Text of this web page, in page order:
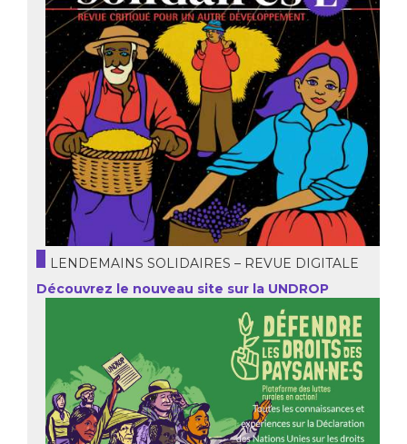
LENDEMAINS SOLIDAIRES – REVUE DIGITALE
Découvrez le nouveau site sur la UNDROP